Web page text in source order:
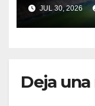
JUL 30, 2026
Deja